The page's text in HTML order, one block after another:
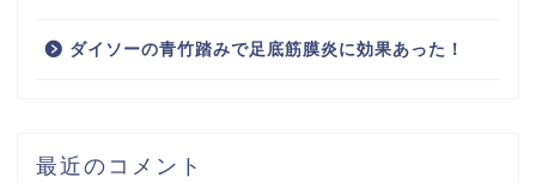
ダイソーの青竹踏みで足底筋膜炎に効果あった！
最近のコメント